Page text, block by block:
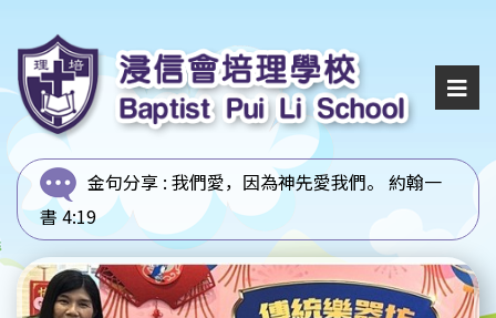
金句分享 : 我們愛，因為神先愛我們。 約翰一
書 4:19